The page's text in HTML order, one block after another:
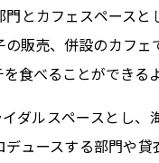
門とカフェスペースと
販売、併設のカフェ
食べることができる
ダルスペースとし、
ュースする部門や貸